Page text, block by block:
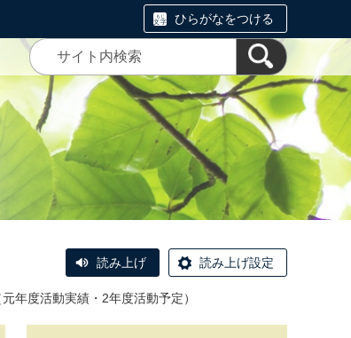
ひらがなをつける
読み上げ 読み上げ設定
年度活動実績・2年度活動予定）